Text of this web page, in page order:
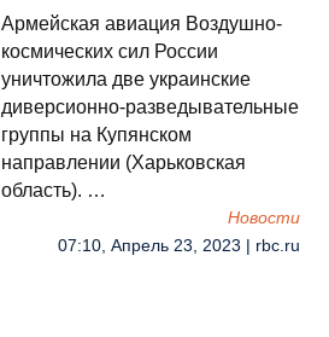
Армейская авиация Воздушно-
космических сил России
уничтожила две украинские
диверсионно-разведывательные
группы на Купянском
направлении (Харьковская
область). …
Новости
07:10, Апрель 23, 2023 | rbc.ru